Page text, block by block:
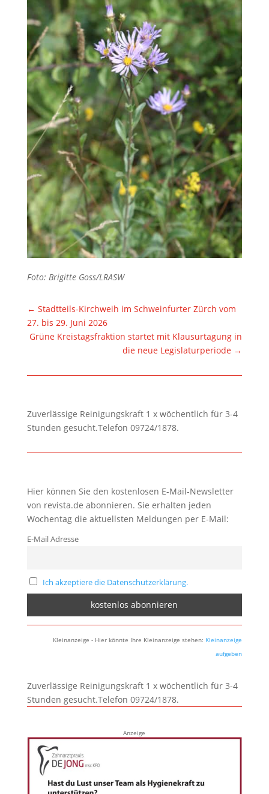
Foto: Brigitte Goss/LRASW
← Stadtteils-Kirchweih im Schweinfurter Zürch vom
27. bis 29. Juni 2026
Grüne Kreistagsfraktion startet mit Klausurtagung in
die neue Legislaturperiode →
Zuverlässige Reinigungskraft 1 x wöchentlich für 3-4
Stunden gesucht.Telefon 09724/1878.
Hier können Sie den kostenlosen E-Mail-Newsletter
von revista.de abonnieren. Sie erhalten jeden
Wochentag die aktuellsten Meldungen per E-Mail:
E-Mail Adresse
Ich akzeptiere die Datenschutzerklärung.
Kleinanzeige - Hier könnte Ihre Kleinanzeige stehen: Kleinanzeige
aufgeben
Zuverlässige Reinigungskraft 1 x wöchentlich für 3-4
Stunden gesucht.Telefon 09724/1878.
Anzeige